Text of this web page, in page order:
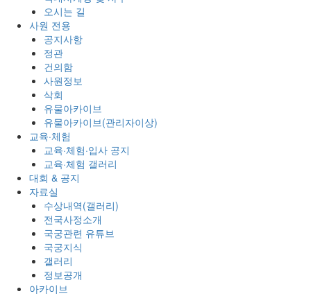
오시는 길
사원 전용
공지사항
정관
건의함
사원정보
삭회
유물아카이브
유물아카이브(관리자이상)
교육·체험
교육·체험·입사 공지
교육·체험 갤러리
대회 & 공지
자료실
수상내역(갤러리)
전국사정소개
국궁관련 유튜브
국궁지식
갤러리
정보공개
아카이브